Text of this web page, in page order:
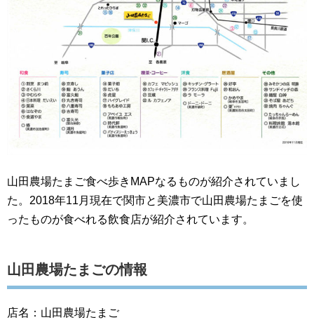
山田農場たまご食べ歩きMAPなるものが紹介されていまし
た。2018年11月現在で関市と美濃市で山田農場たまごを使
ったものが食べれる飲食店が紹介されています。
山田農場たまごの情報
店名：山田農場たまご